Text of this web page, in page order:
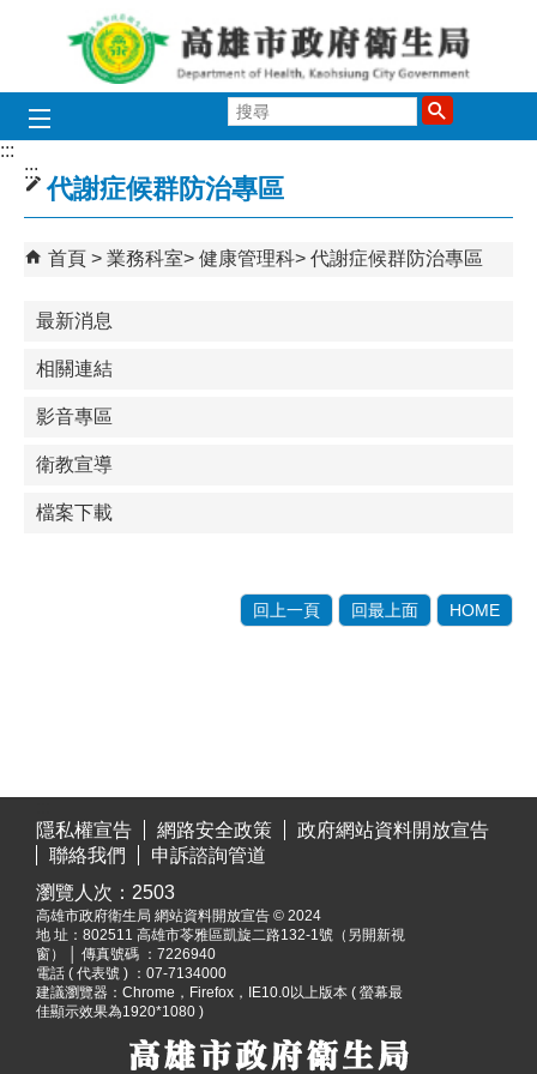
跳到主要內容區塊
尋
:::
:::
代謝症候群防治專區
首頁 業務科室 健康管理科 代謝症候群防治專區
最新消息
相關連結
影音專區
衛教宣導
檔案下載
回上一頁 回最上面 HOME
隱私權宣告
網路安全政策
政府網站資料開放宣告
聯絡我們
申訴諮詢管道
瀏覽人次： 2503
高雄市政府衛生局 網站資料開放宣告 © 2024
地 址： 802511 高雄市苓雅區凱旋二路132-1號（另開新視
窗）
│ 傳真號碼 ：7226940
電話 ( 代表號 ) ：07-7134000
建議瀏覽器：Chrome，Firefox，IE10.0以上版本 ( 螢幕最
佳顯示效果為1920*1080 )